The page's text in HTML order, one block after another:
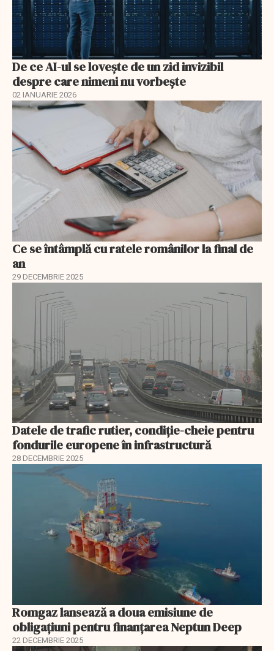
De ce AI-ul se lovește de un zid invizibil
despre care nimeni nu vorbește
02 IANUARIE 2026
Ce se întâmplă cu ratele românilor la final de
an
29 DECEMBRIE 2025
Datele de trafic rutier, condiție-cheie pentru
fondurile europene în infrastructură
28 DECEMBRIE 2025
Romgaz lansează a doua emisiune de
obligațiuni pentru finanțarea Neptun Deep
22 DECEMBRIE 2025